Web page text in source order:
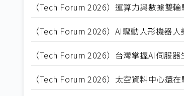
（Tech Forum 2026）運算力與數據雙
（Tech Forum 2026）AI驅動人形機器
（Tech Forum 2026）台灣掌握AI伺服
（Tech Forum 2026）太空資料中心還